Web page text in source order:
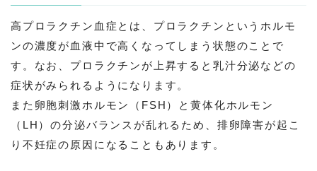
高プロラクチン血症とは、プロラクチンというホルモ
ンの濃度が血液中で高くなってしまう状態のことで
す。なお、プロラクチンが上昇すると乳汁分泌などの
症状がみられるようになります。
また卵胞刺激ホルモン（FSH）と黄体化ホルモン
（LH）の分泌バランスが乱れるため、排卵障害が起こ
り不妊症の原因になることもあります。